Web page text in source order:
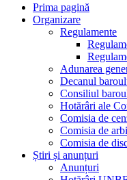
Prima pagină
Organizare
Regulamente
Adunarea
Decanul
Consiliul
Hotărâri ale
Comisia de
Comisia de
Comisia de
Știri și anunțuri
Anunțuri